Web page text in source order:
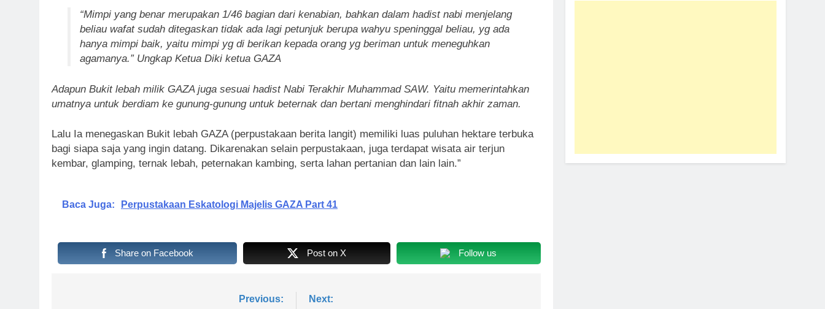
“Mimpi yang benar merupakan 1/46 bagian dari kenabian, bahkan dalam hadist nabi menjelang
beliau wafat sudah ditegaskan tidak ada lagi petunjuk berupa wahyu speninggal beliau, yg ada
hanya mimpi baik, yaitu mimpi yg di berikan kepada orang yg beriman untuk meneguhkan
agamanya.” Ungkap Ketua Diki ketua GAZA
Adapun Bukit lebah milik GAZA juga sesuai hadist Nabi Terakhir Muhammad SAW. Yaitu memerintahkan
umatnya untuk berdiam ke gunung-gunung untuk beternak dan bertani menghindari fitnah akhir zaman.
Lalu Ia menegaskan Bukit lebah GAZA (perpustakaan berita langit) memiliki luas puluhan hektare terbuka
bagi siapa saja yang ingin datang. Dikarenakan selain perpustakaan, juga terdapat wisata air terjun
kembar, glamping, ternak lebah, peternakan kambing, serta lahan pertanian dan lain lain.”
Baca Juga: Perpustakaan Eskatologi Majelis GAZA Part 41
Share on Facebook Post on X Follow us
Previous: Next: